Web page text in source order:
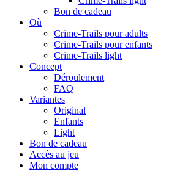
Bon de cadeau
Où
Crime-Trails pour adults
Crime-Trails pour enfants
Crime-Trails light
Concept
Déroulement
FAQ
Variantes
Original
Enfants
Light
Bon de cadeau
Accès au jeu
Mon compte